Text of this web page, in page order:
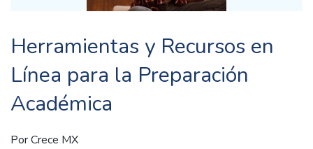
Herramientas y Recursos en
Línea para la Preparación
Académica
PorCrece MX